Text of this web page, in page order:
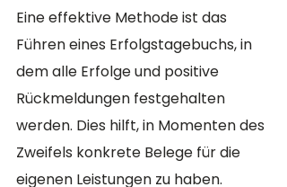
Eine effektive Methode ist das
Führen eines Erfolgstagebuchs, in
dem alle Erfolge und positive
Rückmeldungen festgehalten
werden. Dies hilft, in Momenten des
Zweifels konkrete Belege für die
eigenen Leistungen zu haben.